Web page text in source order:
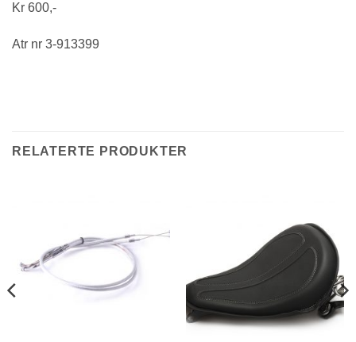
Kr 600,-
Atr nr 3-913399
RELATERTE PRODUKTER